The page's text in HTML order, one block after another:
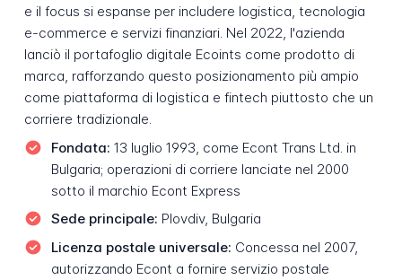
e il focus si espanse per includere logistica, tecnologia
e-commerce e servizi finanziari. Nel 2022, l'azienda
lanciò il portafoglio digitale Ecoints come prodotto di
marca, rafforzando questo posizionamento più ampio
come piattaforma di logistica e fintech piuttosto che un
corriere tradizionale.
Fondata: 13 luglio 1993, come Econt Trans Ltd. in
Bulgaria; operazioni di corriere lanciate nel 2000
sotto il marchio Econt Express
Sede principale: Plovdiv, Bulgaria
Licenza postale universale: Concessa nel 2007,
autorizzando Econt a fornire servizio postale